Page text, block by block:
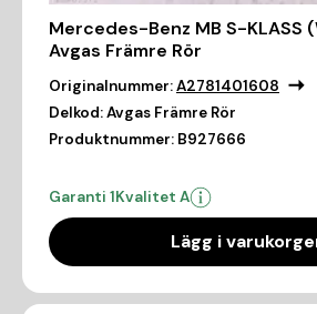
Mercedes-Benz MB S-KLASS
Avgas Främre Rör
Originalnummer:A2781401608
Delkod:Avgas Främre Rör
Produktnummer: B927666
Garanti 1Kvalitet A
Lägg i